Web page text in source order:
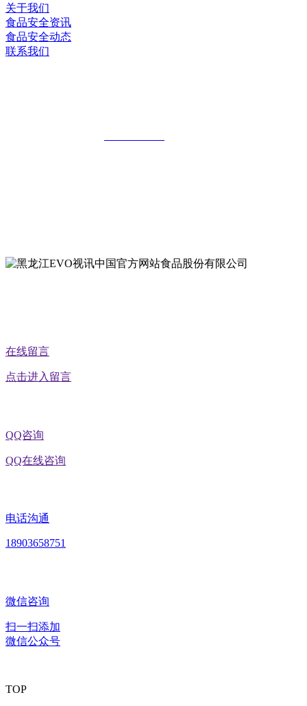
关于我们
食品安全资讯
食品安全动态
联系我们
在线留言
点击进入留言
QQ咨询
QQ在线咨询
电话沟通
18903658751
微信咨询
扫一扫添加
微信公众号
TOP